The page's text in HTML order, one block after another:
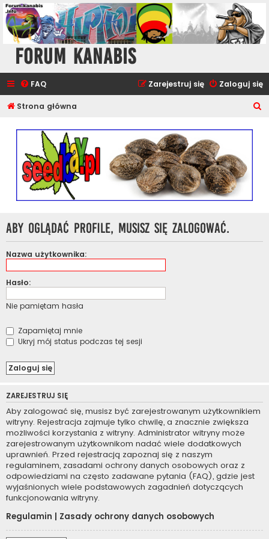
Forum Kanabis
FAQ Zaloguj się
Zarejestruj się
Strona główna
Aby oglądać profile, musisz się zalogować.
Nazwa użytkownika:
Hasło:
Nie pamiętam hasła
Zapamiętaj mnie
Ukryj mój status podczas tej sesji
ZAREJESTRUJ SIĘ
Aby zalogować się, musisz być zarejestrowanym użytkownikiem
witryny. Rejestracja zajmuje tylko chwilę, a znacznie zwiększa
możliwości korzystania z witryny. Administrator witryny może
zarejestrowanym użytkownikom nadać wiele dodatkowych
uprawnień. Przed rejestracją zapoznaj się z naszym
regulaminem, zasadami ochrony danych osobowych oraz z
odpowiedziami na często zadawane pytania (FAQ), gdzie jest
wyjaśnionych wiele podstawowych zagadnień dotyczących
funkcjonowania witryny.
Regulamin | Zasady ochrony danych osobowych